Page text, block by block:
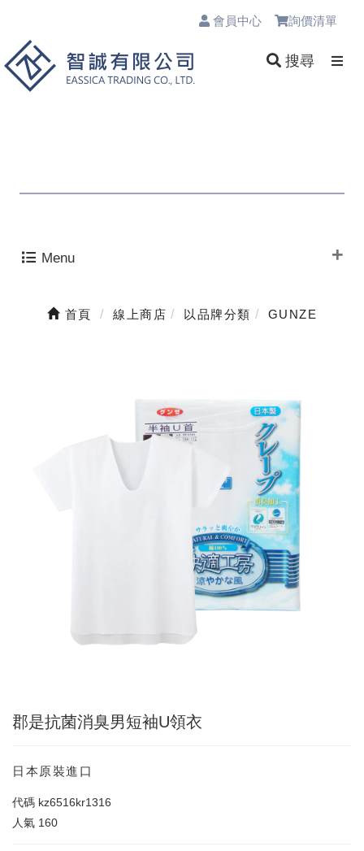
會員中心 詢價清單
搜尋
Menu
首頁 線上商店 以品牌分類 GUNZE
郡是抗菌消臭男短袖U領衣
日本原裝進口
代碼 kz6516kr1316
人氣 160